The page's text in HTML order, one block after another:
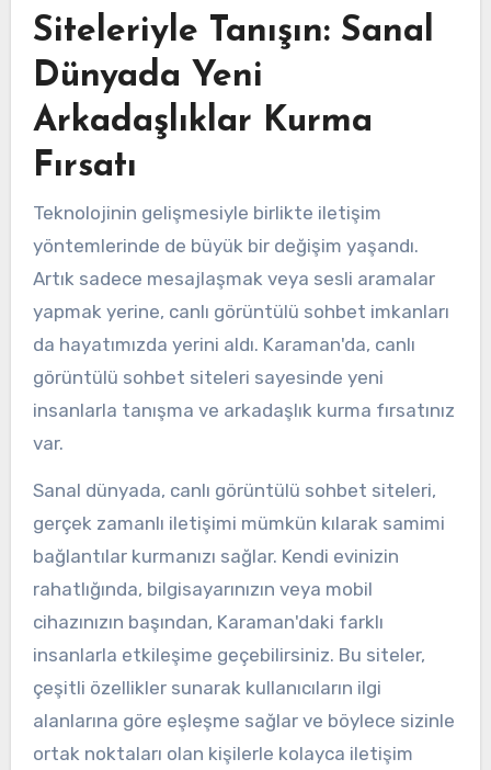
Siteleriyle Tanışın: Sanal
Dünyada Yeni
Arkadaşlıklar Kurma
Fırsatı
Teknolojinin gelişmesiyle birlikte iletişim
yöntemlerinde de büyük bir değişim yaşandı.
Artık sadece mesajlaşmak veya sesli aramalar
yapmak yerine, canlı görüntülü sohbet imkanları
da hayatımızda yerini aldı. Karaman'da, canlı
görüntülü sohbet siteleri sayesinde yeni
insanlarla tanışma ve arkadaşlık kurma fırsatınız
var.
Sanal dünyada, canlı görüntülü sohbet siteleri,
gerçek zamanlı iletişimi mümkün kılarak samimi
bağlantılar kurmanızı sağlar. Kendi evinizin
rahatlığında, bilgisayarınızın veya mobil
cihazınızın başından, Karaman'daki farklı
insanlarla etkileşime geçebilirsiniz. Bu siteler,
çeşitli özellikler sunarak kullanıcıların ilgi
alanlarına göre eşleşme sağlar ve böylece sizinle
ortak noktaları olan kişilerle kolayca iletişim